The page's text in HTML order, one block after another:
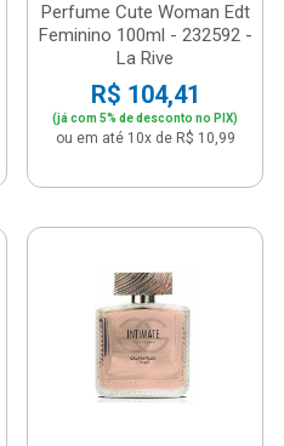
Perfume Cute Woman Edt
Feminino 100ml - 232592 -
La Rive
R$ 104,41
(já com 5% de desconto no PIX)
ou em até 10x de R$ 10,99